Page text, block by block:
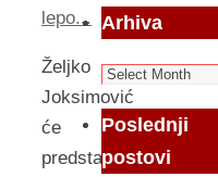
lepo...
Željko
Joksimović
će
predstavljati
Arhiva
Arhiva
Poslednji
postovi